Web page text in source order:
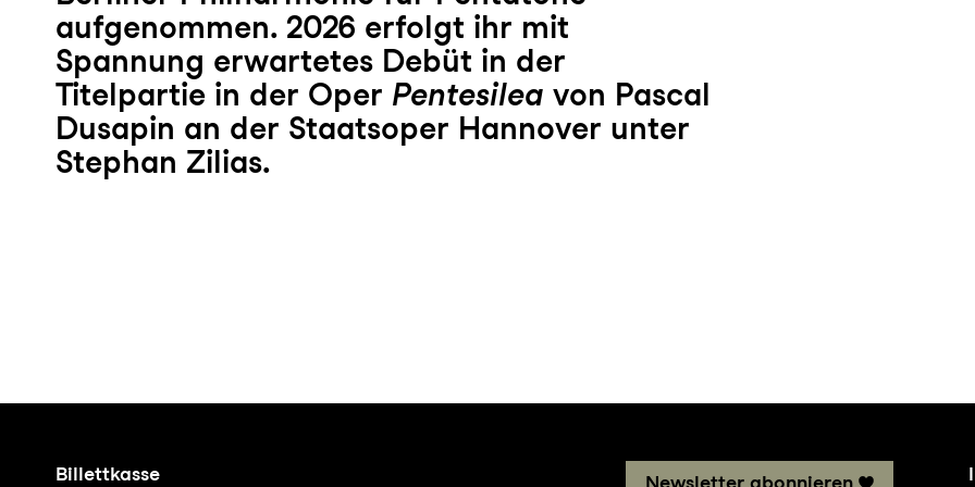
aufgenommen. 2026 erfolgt ihr mit
Spannung erwartetes Debüt in der
Titelpartie in der Oper Pentesilea von Pascal
Dusapin an der Staatsoper Hannover unter
Stephan Zilias.
Billettkasse Newsletter abonnieren